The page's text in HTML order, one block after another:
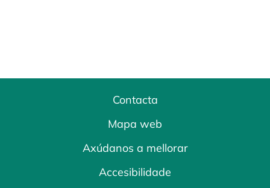
Contacta
Mapa web
Axúdanos a mellorar
Accesibilidade